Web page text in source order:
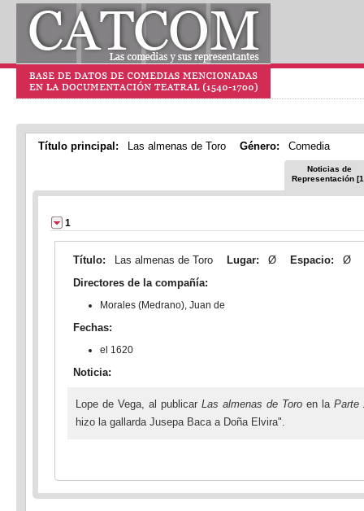
Título principal: Las almenas de Toro Género: Comedia
Noticias de
Representación
1
Título: Las almenas de Toro Lugar: Ø Espacio:
Ø
Directores de la compañía:
Morales (Medrano), Juan de
Fechas:
el 1620
Noticia:
Lope de Vega, al publicar Las almenas de Toro en la Parte
hizo la gallarda Jusepa Baca a Doña Elvira".